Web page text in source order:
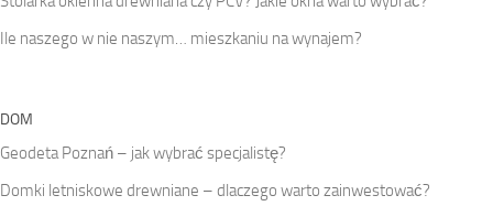
Ile naszego w nie naszym… mieszkaniu na wynajem?
DOM
Geodeta Poznań – jak wybrać specjalistę?
Domki letniskowe drewniane – dlaczego warto zainwestować?